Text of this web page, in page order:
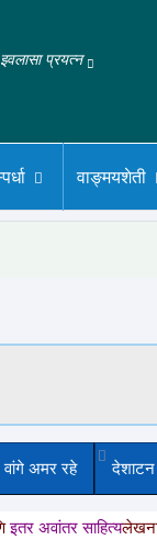
प्रयत्न
वाङ्मयशेती
वांगे अमर रहे देशाटन
साहित्यलेखनाचे©